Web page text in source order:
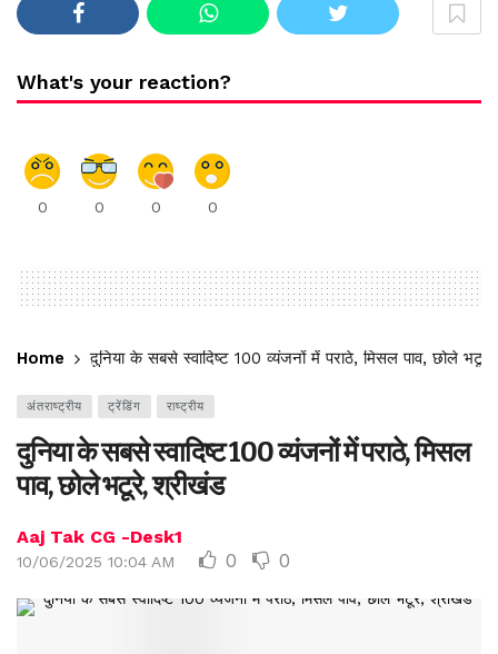
What's your reaction?
0 0 0 0
Home दुनिया के सबसे स्वादिष्ट 100 व्यंजनों में पराठे, मिसल पाव, छोले
अंतराष्ट्रीय ट्रेंडिंग राष्ट्रीय
दुनिया के सबसे स्वादिष्ट 100 व्यंजनों में पराठे, मिसल
पाव, छोले भटूरे, श्रीखंड
Aaj Tak CG -Desk1
10/06/2025 10:04 AM 0 0